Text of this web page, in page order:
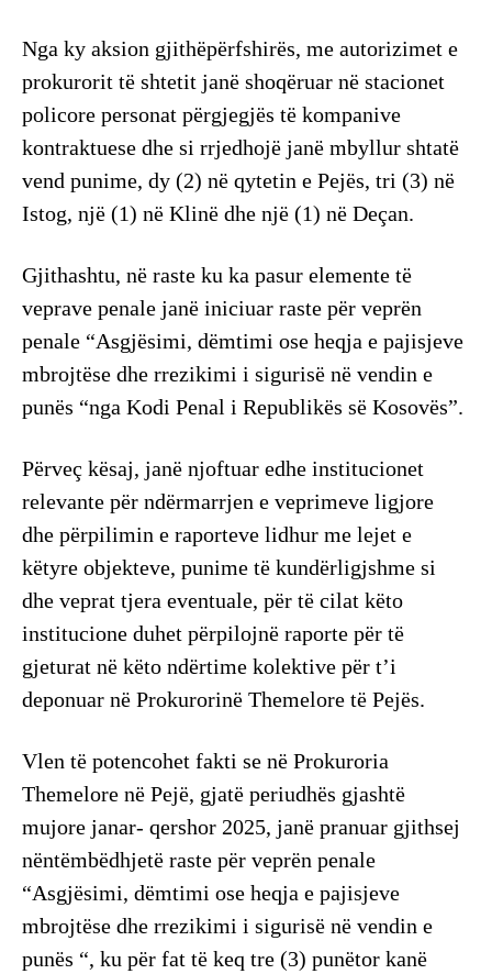
Nga ky aksion gjithëpërfshirës, me autorizimet e
prokurorit të shtetit janë shoqëruar në stacionet
policore personat përgjegjës të kompanive
kontraktuese dhe si rrjedhojë janë mbyllur shtatë
vend punime, dy (2) në qytetin e Pejës, tri (3) në
Istog, një (1) në Klinë dhe një (1) në Deçan.
Gjithashtu, në raste ku ka pasur elemente të
veprave penale janë iniciuar raste për veprën
penale “Asgjësimi, dëmtimi ose heqja e pajisjeve
mbrojtëse dhe rrezikimi i sigurisë në vendin e
punës “nga Kodi Penal i Republikës së Kosovës”.
Përveç kësaj, janë njoftuar edhe institucionet
relevante për ndërmarrjen e veprimeve ligjore
dhe përpilimin e raporteve lidhur me lejet e
këtyre objekteve, punime të kundërligjshme si
dhe veprat tjera eventuale, për të cilat këto
institucione duhet përpilojnë raporte për të
gjeturat në këto ndërtime kolektive për t’i
deponuar në Prokurorinë Themelore të Pejës.
Vlen të potencohet fakti se në Prokuroria
Themelore në Pejë, gjatë periudhës gjashtë
mujore janar- qershor 2025, janë pranuar gjithsej
nëntëmbëdhjetë raste për veprën penale
“Asgjësimi, dëmtimi ose heqja e pajisjeve
mbrojtëse dhe rrezikimi i sigurisë në vendin e
punës “, ku për fat të keq tre (3) punëtor kanë